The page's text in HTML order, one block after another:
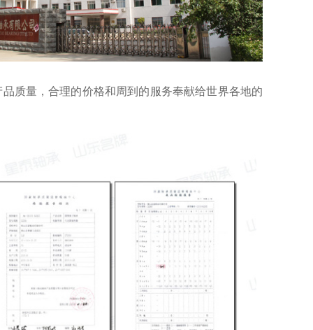
质量，合理的价格和周到的服务奉献给世界各地的